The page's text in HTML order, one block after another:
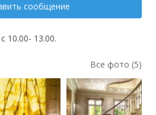
сообщение
10.00- 13.00.
Все фото (5)